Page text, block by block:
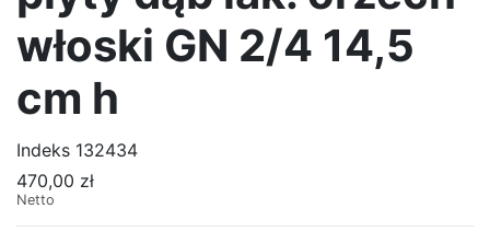
włoski GN 2/4 14,5
cm h
Indeks 132434
470,00 zł
Netto